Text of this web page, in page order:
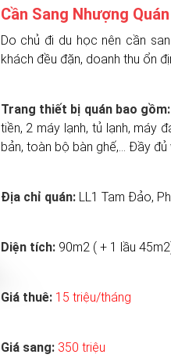
Cần Sang Nhượng
Do chủ đi du học nên cần
khách đều đặn, doanh thu ổn
Trang thiết bị quán bao gồm:
tiền, 2 máy lạnh, tủ lạnh, máy
bản, toàn bộ bàn ghế,... Đầy
Địa chỉ quán:LL1 Tam Đảo,
Diện tích:90m2 ( + 1 lầu
Giá thuê: 15 triệu/tháng
Giá sang: 350 triệu